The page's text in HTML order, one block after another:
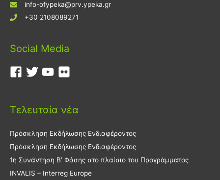
info-ofypeka@prv.ypeka.gr
+30 2108089271
Social Media
Τελευταία νέα
Πρόσκληση Εκδήλωσης Ενδιαφέροντος
Πρόσκληση Εκδήλωσης Ενδιαφέροντος
1η Συνάντηση Β’ Φάσης στο πλαίσιο του Προγράμματος
INVALIS – Interreg Europe